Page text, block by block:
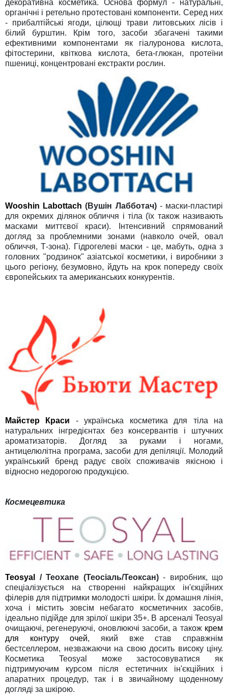
декоративна косметика. Основа формул - натуральні,
органічні і ретельно протестовані компоненти. Серед них
- прибалтійські ягоди, цілющі трави литовських лісів і
білий бурштин. Крім того, засоби збагачені такими
ефективними компонентами як гіалуронова кислота,
фітостерини, квіткова кислота, бета-глюкан, протеїни
пшениці, концентровані екстракти рослин.
Wooshin Labottach (Вушін Лабботач)- маски-пластирі
для окремих ділянок обличчя і тіла (їх також називають
масками миттєвої краси). Інтенсивний спрямований
догляд за проблемними зонами (навколо очей, овал
обличчя, Т-зона). Гідрогелеві маски - це, мабуть, одна з
головних "родзинок" азіатської косметики, і виробники з
цього регіону, безумовно, йдуть на крок попереду своїх
європейських та американських конкурентів.
Майстер Краси - українська косметика для тіла на
натуральних інгредієнтах без консервантів і штучних
ароматизаторів. Догляд за руками і ногами,
антицелюлітна програма, засоби для депіляції. Молодий
український бренд радує своїх споживачів якісною і
відносно недорогою продукцією.
Космецевтика
Teosyal / Teoxane (Теосіаль/Теоксан)- виробник, що
спеціалізується на створенні найкращих ін'єкційних
філерів для підтримки молодості шкіри. Їх домашня лінія,
хоча і містить зовсім небагато косметичних засобів,
ідеально підійде для зрілої шкіри 35+. В арсеналі Teosyal
очищаючі, регенеруючі, оновлюючі засоби, а також крем
для контуру очей, який вже став справжнім
бестселлером, незважаючи на свою досить високу ціну.
Косметика Teosyal може застосовуватися як
підтримуючим курсом після естетичних ін'єкційних і
апаратних процедур, так і в звичайному щоденному
догляді за шкірою.